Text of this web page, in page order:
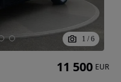
1 / 6
11 500 EUR